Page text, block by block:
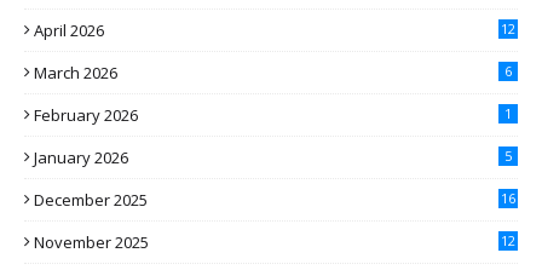
April 2026 12
March 2026 6
February 2026 1
January 2026 5
December 2025 16
November 2025 12